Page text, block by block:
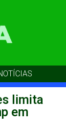
limita
em